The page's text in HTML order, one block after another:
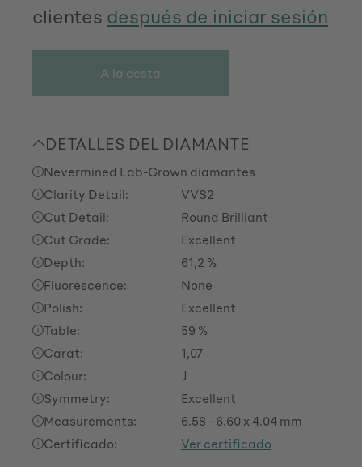
clientes después de iniciar sesión
A la cesta
DETALLES DEL DIAMANTE
Nevermined Lab-Grown diamantes
Clarity Detail:
VVS2
Cut Detail:
Round Brilliant
Cut Grade:
Excellent
Depth:
61,2 %
Fluorescence:
None
Polish:
Excellent
Table:
59 %
Carat:
1,07
Colour:
J
Symmetry:
Excellent
Measurements:
6.58 - 6.60 x 4.04 mm
Certificado:
Ver certificado